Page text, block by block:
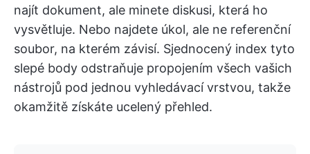
najít dokument, ale minete diskusi, která ho
vysvětluje. Nebo najdete úkol, ale ne referenční
soubor, na kterém závisí. Sjednocený index tyto
slepé body odstraňuje propojením všech vašich
nástrojů pod jednou vyhledávací vrstvou, takže
okamžitě získáte ucelený přehled.